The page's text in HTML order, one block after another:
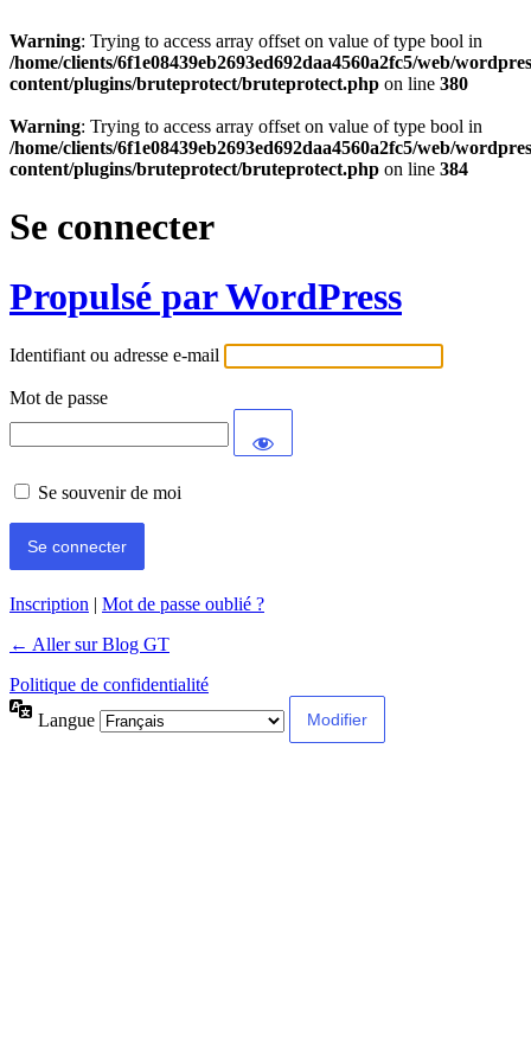
Warning: Trying to access array offset on value of type bool in
/home/clients/6f1e08439eb2693ed692daa4560a2fc5/web/
content/plugins/bruteprotect/bruteprotect.php on line 380
Warning: Trying to access array offset on value of type bool in
/home/clients/6f1e08439eb2693ed692daa4560a2fc5/web/
content/plugins/bruteprotect/bruteprotect.php on line 384
Se connecter
Propulsé par WordPress
Identifiant ou adresse e-mail
Mot de passe
Se souvenir de moi
Inscription | Mot de passe oublié ?
← Aller sur Blog GT
Politique de confidentialité
Langue